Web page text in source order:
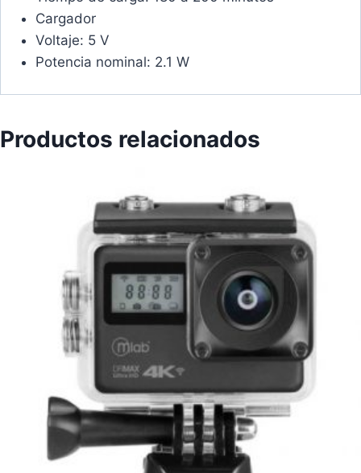
Cargador
Voltaje: 5 V
Potencia nominal: 2.1 W
Productos relacionados